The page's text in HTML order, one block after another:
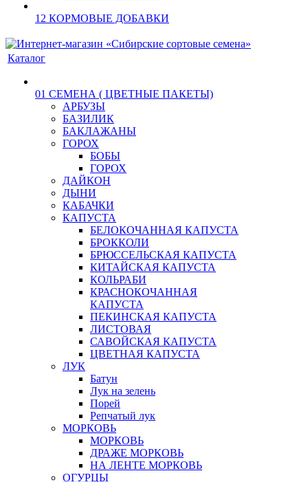
12 КОРМОВЫЕ ДОБАВКИ
Каталог
01 СЕМЕНА ( ЦВЕТНЫЕ ПАКЕТЫ)
АРБУЗЫ
БАЗИЛИК
БАКЛАЖАНЫ
ГОРОХ
БОБЫ
ГОРОХ
ДАЙКОН
ДЫНИ
КАБАЧКИ
КАПУСТА
БЕЛОКОЧАННАЯ КАПУСТА
БРОККОЛИ
БРЮССЕЛЬСКАЯ КАПУСТА
КИТАЙСКАЯ КАПУСТА
КОЛЬРАБИ
КРАСНОКОЧАННАЯ
КАПУСТА
ПЕКИНСКАЯ КАПУСТА
ЛИСТОВАЯ
САВОЙСКАЯ КАПУСТА
ЦВЕТНАЯ КАПУСТА
ЛУК
Батун
Лук на зелень
Порей
Репчатый лук
МОРКОВЬ
МОРКОВЬ
ДРАЖЕ МОРКОВЬ
НА ЛЕНТЕ МОРКОВЬ
ОГУРЦЫ